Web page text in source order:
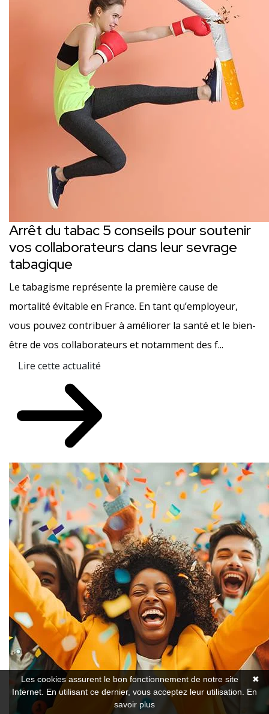
Arrêt du tabac 5 conseils pour soutenir
vos collaborateurs dans leur sevrage
tabagique
Le tabagisme représente la première cause de
mortalité évitable en France. En tant qu’employeur,
vous pouvez contribuer à améliorer la santé et le bien-
être de vos collaborateurs et notamment des f...
Lire cette actualité
✖
Les cookies assurent le bon fonctionnement de notre site
Internet. En utilisant ce dernier, vous acceptez leur utilisation. En
savoir plus